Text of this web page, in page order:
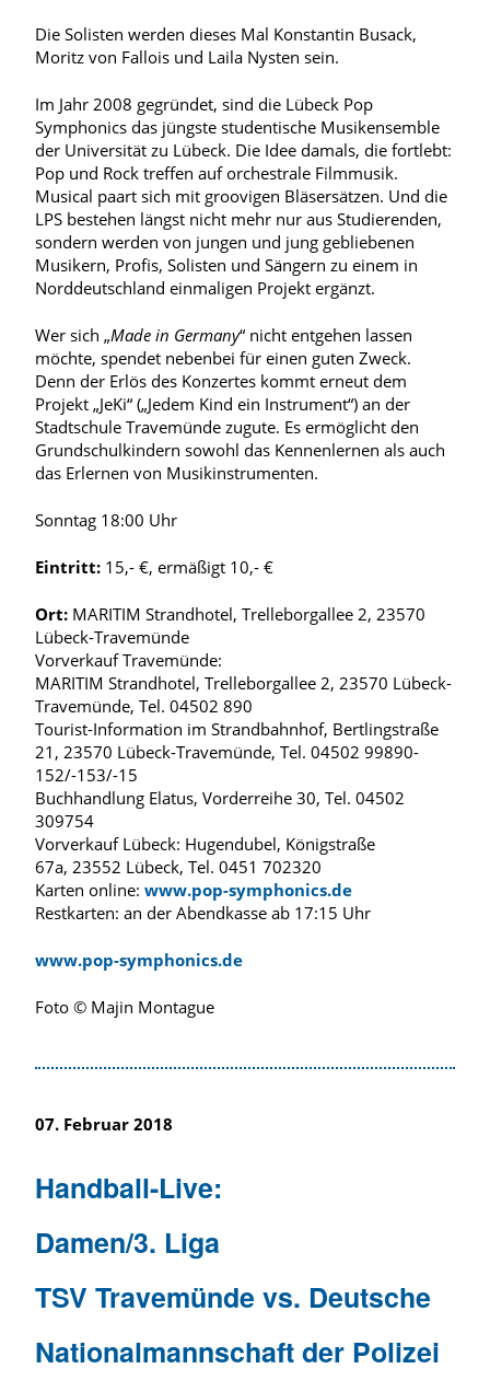
Die Solisten werden dieses Mal Konstantin Busack,
Moritz von Fallois und Laila Nysten sein.
Im Jahr 2008 gegründet, sind die Lübeck Pop
Symphonics das jüngste studentische Musikensemble
der Universität zu Lübeck. Die Idee damals, die fortlebt:
Pop und Rock treffen auf orchestrale Filmmusik.
Musical paart sich mit groovigen Bläsersätzen. Und die
LPS bestehen längst nicht mehr nur aus Studierenden,
sondern werden von jungen und jung gebliebenen
Musikern, Profis, Solisten und Sängern zu einem in
Norddeutschland einmaligen Projekt ergänzt.
Wer sich „Made in Germany“ nicht entgehen lassen
möchte, spendet nebenbei für einen guten Zweck.
Denn der Erlös des Konzertes kommt erneut dem
Projekt „JeKi“ („Jedem Kind ein Instrument“) an der
Stadtschule Travemünde zugute. Es ermöglicht den
Grundschulkindern sowohl das Kennenlernen als auch
das Erlernen von Musikinstrumenten.
Sonntag 18:00 Uhr
Eintritt: 15,- €, ermäßigt 10,- €
Ort: MARITIM Strandhotel, Trelleborgallee 2, 23570
Lübeck-Travemünde
Vorverkauf Travemünde:
MARITIM Strandhotel, Trelleborgallee 2, 23570 Lübeck-
Travemünde, Tel. 04502 890
Tourist-Information im Strandbahnhof, Bertlingstraße
21, 23570 Lübeck-Travemünde, Tel. 04502 99890-
152/-153/-15
Buchhandlung Elatus, Vorderreihe 30, Tel. 04502
309754
Vorverkauf Lübeck: Hugendubel, Königstraße
67a, 23552 Lübeck, Tel. 0451 702320
Karten online: www.pop-symphonics.de
Restkarten: an der Abendkasse ab 17:15 Uhr
www.pop-symphonics.de
Foto © Majin Montague
07. Februar 2018
Handball-Live:
Damen/3. Liga
TSV Travemünde vs. Deutsche
Nationalmannschaft der Polizei